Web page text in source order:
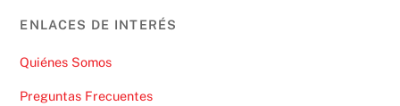
ENLACES DE INTERÉS
Quiénes Somos
Preguntas Frecuentes